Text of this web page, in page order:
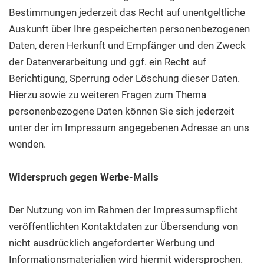
Bestimmungen jederzeit das Recht auf unentgeltliche
Auskunft über Ihre gespeicherten personenbezogenen
Daten, deren Herkunft und Empfänger und den Zweck
der Datenverarbeitung und ggf. ein Recht auf
Berichtigung, Sperrung oder Löschung dieser Daten.
Hierzu sowie zu weiteren Fragen zum Thema
personenbezogene Daten können Sie sich jederzeit
unter der im Impressum angegebenen Adresse an uns
wenden.
Widerspruch gegen Werbe-Mails
Der Nutzung von im Rahmen der Impressumspflicht
veröffentlichten Kontaktdaten zur Übersendung von
nicht ausdrücklich angeforderter Werbung und
Informationsmaterialien wird hiermit widersprochen.